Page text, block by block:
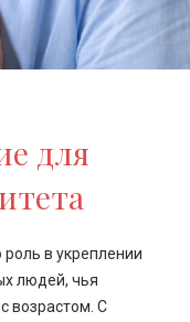
для
в укреплении
людей, чья
возрастом. С